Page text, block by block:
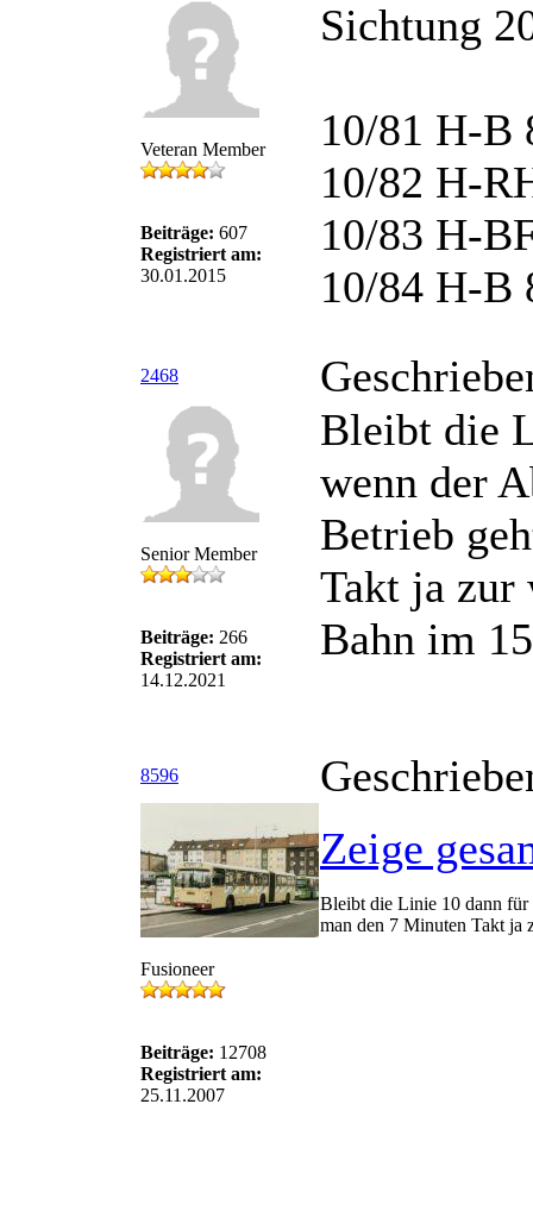
Veteran Member
Beiträge: 607
Registriert am:
30.01.2015
Sichtung
10/81 H-B
10/82 H-
10/83 H-
10/84 H-B
2468
Senior Member
Beiträge: 266
Registriert am:
14.12.2021
Bleibt die
wenn der
Betrieb
Takt ja zur
Bahn im
8596
Fusioneer
Beiträge: 12708
Registriert am:
25.11.2007
Zeige
Bleibt die Linie 10 dann für
man den 7 Minuten Takt ja